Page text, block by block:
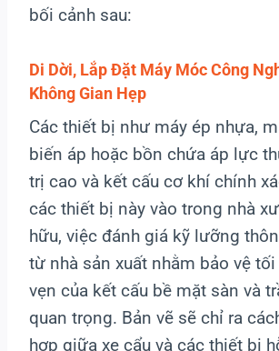
bối cảnh sau:
Di Dời, Lắp Đặt Máy Móc Công
Không Gian Hẹp
Các thiết bị như máy ép nhựa,
biến áp hoặc bồn chứa áp lực
trị cao và kết cấu cơ khí chính
các thiết bị này vào trong nhà
hữu, việc đánh giá kỹ lưỡng
từ nhà sản xuất nhằm bảo vệ
vẹn của kết cấu bề mặt sàn và
quan trọng. Bản vẽ sẽ chỉ ra
hợp giữa xe cẩu và các thiết bị